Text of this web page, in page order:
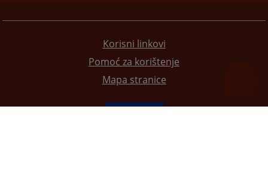
Korisni linkovi
Pomoć za korištenje
Mapa stranice